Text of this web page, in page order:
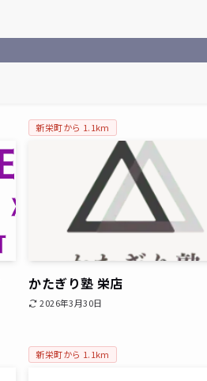
新栄町から 1.1km
かたぎり塾 栄店
2026年3月30日
新栄町から 1.1km